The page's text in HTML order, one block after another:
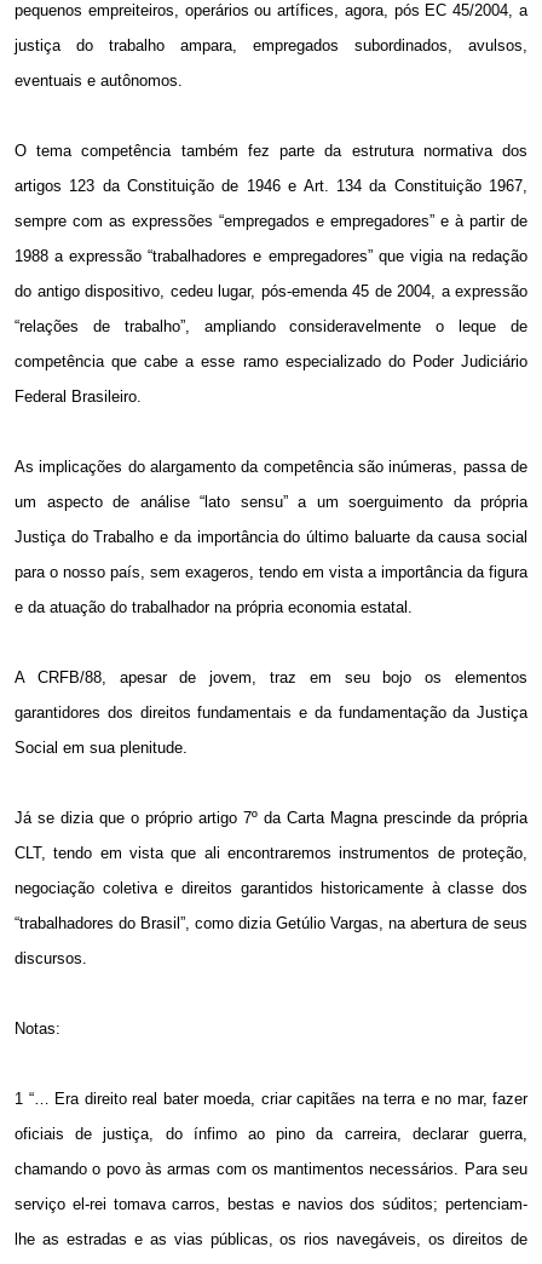
pequenos empreiteiros, operários ou artífices, agora, pós EC 45/2004, a
justiça do trabalho ampara, empregados subordinados, avulsos,
eventuais e autônomos.
O tema competência também fez parte da estrutura normativa dos
artigos 123 da Constituição de 1946 e Art. 134 da Constituição 1967,
sempre com as expressões “empregados e empregadores” e à partir de
1988 aexpressão “trabalhadores e empregadores” que vigia na redação
do antigo dispositivo, cedeu lugar, pós-emenda 45 de 2004, aexpressão
“relações de trabalho”, ampliando consideravelmente o leque de
competência que cabe a esse ramo especializado do Poder Judiciário
Federal Brasileiro.
As implicações do alargamento da competência são inúmeras, passa de
um aspecto de análise “lato sensu” a um soerguimento da própria
Justiça do Trabalho e da importância do último baluarte da causa social
para o nosso país, sem exageros, tendo em vista a importância da figura
e da atuação do trabalhador na própria economia estatal.
A CRFB/88, apesar de jovem, traz em seu bojo os elementos
garantidores dos direitos fundamentais e da fundamentação da Justiça
Social em sua plenitude.
Já se dizia que o próprio artigo 7º da Carta Magna prescinde da própria
CLT, tendo em vista que ali encontraremos instrumentos de proteção,
negociação coletiva e direitos garantidos historicamente à classe dos
“trabalhadores do Brasil”, como dizia Getúlio Vargas, na abertura de seus
discursos.
Notas:
1 “… Era direito real bater moeda, criar capitães na terra e no mar, fazer
oficiais de justiça, do ínfimo ao pino da carreira, declarar guerra,
chamando o povo às armas com os mantimentos necessários. Para seu
serviço el-rei tomava carros, bestas e navios dos súditos; pertenciam-
lhe as estradas e as vias públicas, os rios navegáveis, os direitos de